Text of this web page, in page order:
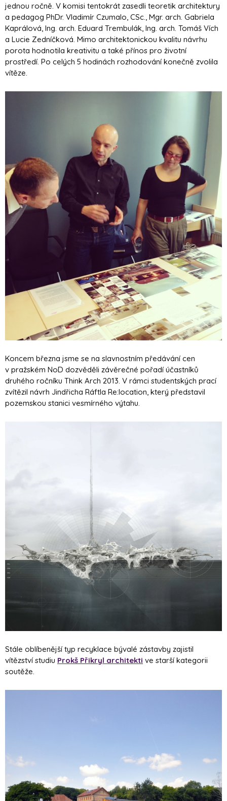
jednou ročně. V komisi tentokrát zasedli teoretik architektury
a pedagog PhDr. Vladimír Czumalo, CSc., Mgr. arch. Gabriela
Kaprálová, Ing. arch. Eduard Trembulák, Ing. arch. Tomáš Vích
a Lucie Zedníčková. Mimo architektonickou kvalitu návrhu
porota hodnotila kreativitu a také přínos pro životní
prostředí. Po celých 5 hodinách rozhodování konečně zvolila
vítěze.
Koncem března jsme se na slavnostním předávání cen
v pražském NoD dozvěděli závěrečné pořadí účastníků
druhého ročníku Think Arch 2013. V rámci studentských prací
zvítězil návrh Jindřicha Ráftla Re:location, který představil
pozemskou stanici vesmírného výtahu.
Stále oblíbenější typ recyklace bývalé zástavby zajistil
vítězství studiu Prokš Přikryl architekti ve starší kategorii
soutěže.